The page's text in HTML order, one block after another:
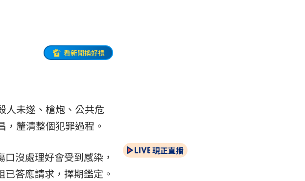
看新聞換好禮
人未遂、槍炮、公共危
，釐清整個犯罪過程。
沒處理好會受到感染，
已答應請求，擇期鑑定。
現正直播